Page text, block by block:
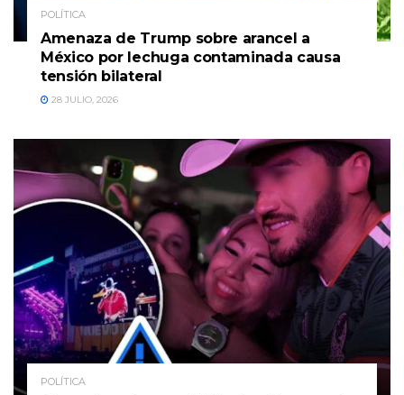
POLÍTICA
Amenaza de Trump sobre arancel a
México por lechuga contaminada causa
tensión bilateral
28 JULIO, 2026
POLÍTICA